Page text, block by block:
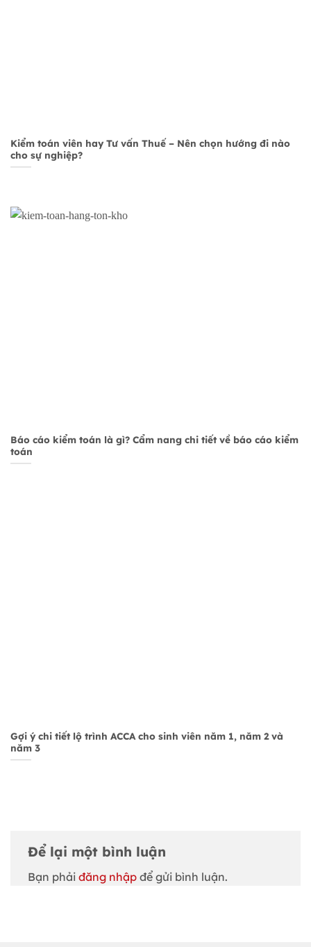
Kiểm toán viên hay Tư vấn Thuế – Nên chọn hướng đi nào
cho sự nghiệp?
Báo cáo kiểm toán là gì? Cẩm nang chi tiết về báo cáo kiểm
toán
Gợi ý chi tiết lộ trình ACCA cho sinh viên năm 1, năm 2 và
năm 3
Để lại một bình luận
Bạn phải đăng nhập để gửi bình luận.